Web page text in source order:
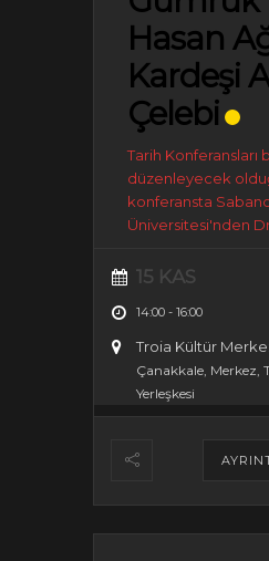
Hasan
Kardeşi
Çelebi
Tarih Konferansları
düzenleyecek
konferansta
Üniversitesi'nden
15 KAS
14:00 - 16:00
Troia Kültür
Çanakkale, Merkez,
Yerleşkesi